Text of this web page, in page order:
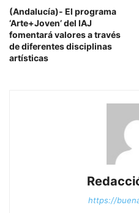
(Andalucía)- El programa
‘Arte+Joven’ del IAJ
fomentará valores a través
de diferentes disciplinas
artísticas
https://